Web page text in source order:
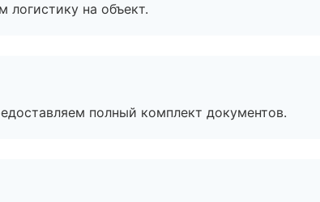
на объект.
полный комплект документов.